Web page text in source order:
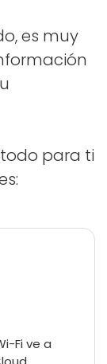
es muy
para ti
Fi ve a